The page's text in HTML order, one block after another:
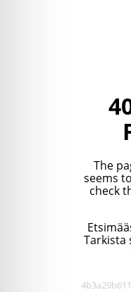
The
seems
check
Tarkista